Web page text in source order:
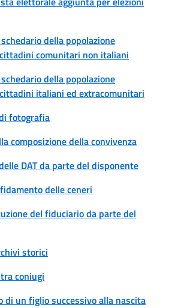
della popolazione
comunitari non italiani
della popolazione
italiani ed extracomunitari
fotografia
composizione della convivenza
DAT da parte del disponente
delle ceneri
del fiduciario da parte del
storici
coniugi
di un figlio successivo alla nascita